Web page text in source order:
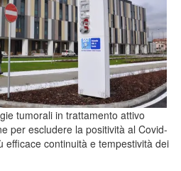
tumorali in trattamento attivo
per escludere la positività al Covid-
efficace continuità e tempestività dei